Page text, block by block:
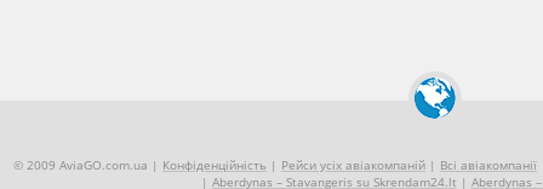
© 2009 AviaGO.com.ua | Конфіденційність | Рейси усіх авіакомпаній | Всі авіакомпанії
| Aberdynas – Stavangeris su Skrendam24.lt | Aberdynas